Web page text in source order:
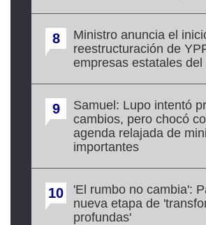
8
Ministro anuncia el
reestructuración de
empresas estatales del
9
Samuel: Lupo intentó
cambios, pero chocó
agenda relajada de
importantes
10
'El rumbo no cambia':
nueva etapa de
profundas'